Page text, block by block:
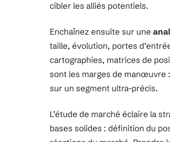
cibler les alliés potentiels.
Enchaînez ensuite sur une
taille, évolution, portes
cartographies, matrices de
sont les marges de manœuvre
sur un segment ultra-précis.
L’étude de marché éclaire la
bases solides : définition du